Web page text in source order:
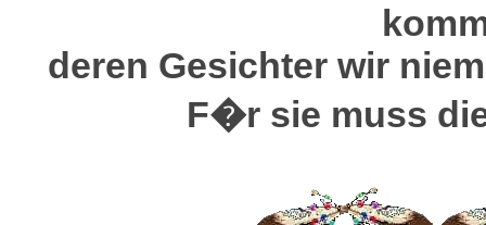
deren Gesichter wir
F�r sie muss